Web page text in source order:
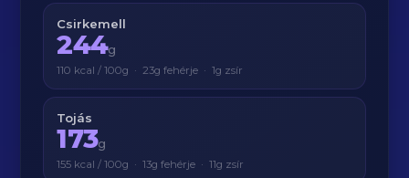
Csirkemell
244g
110 kcal / 100g · 23g fehérje · 1g zsír
Tojás
173g
155 kcal / 100g · 13g fehérje · 11g zsír